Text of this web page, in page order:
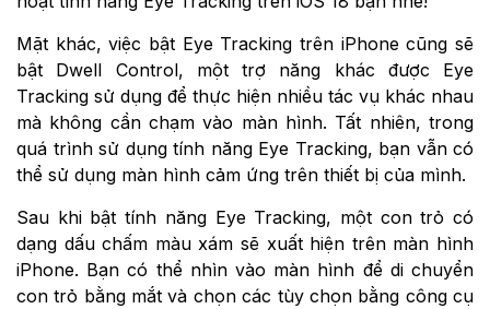
Mặt khác, việc bật Eye Tracking trên iPhone cũng sẽ
bật Dwell Control, một trợ năng khác được Eye
Tracking sử dụng để thực hiện nhiều tác vụ khác nhau
mà không cần chạm vào màn hình. Tất nhiên, trong
quá trình sử dụng tính năng Eye Tracking, bạn vẫn có
thể sử dụng màn hình cảm ứng trên thiết bị của mình.
Sau khi bật tính năng Eye Tracking, một con trỏ có
dạng dấu chấm màu xám sẽ xuất hiện trên màn hình
iPhone. Bạn có thể nhìn vào màn hình để di chuyển
con trỏ bằng mắt và chọn các tùy chọn bằng công cụ